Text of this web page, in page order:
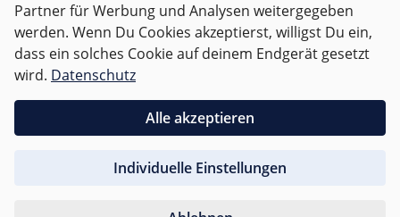
Alle Preise inkl. gesetzl. Mehrwertsteuer zzgl.Versandkosten
und ggf. Nachnahmegebühren, wenn nicht anders
angegeben.
Für Deutschland sind Bestellungen ab 50,- EUR
versandkostenfrei.
Für andere Länder wird nachGewicht abgerechnet
Partner für Werbung und Analysen weitergegeben
werden. Wenn Du Cookies akzeptierst, willigst Du ein,
dass ein solches Cookie auf deinem Endgerät gesetzt
wird. Datenschutz
Individuelle Einstellungen
Alle akzeptieren